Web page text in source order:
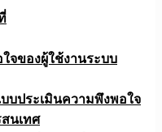
จของผู้ใช้งานระบบ
บบประเมินความพึงพอใจ
นเทศ